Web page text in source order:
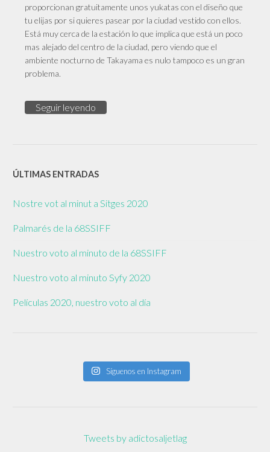
proporcionan gratuitamente unos yukatas con el diseño que
tu elijas por si quieres pasear por la ciudad vestido con ellos.
Está muy cerca de la estación lo que implica que está un poco
mas alejado del centro de la ciudad, pero viendo que el
ambiente nocturno de Takayama es nulo tampoco es un gran
problema.
Seguir leyendo
ÚLTIMAS ENTRADAS
Nostre vot al minut a Sitges 2020
Palmarés de la 68SSIFF
Nuestro voto al minuto de la 68SSIFF
Nuestro voto al minuto Syfy 2020
Películas 2020, nuestro voto al día
Síguenos en Instagram
Tweets by adictosaljetlag